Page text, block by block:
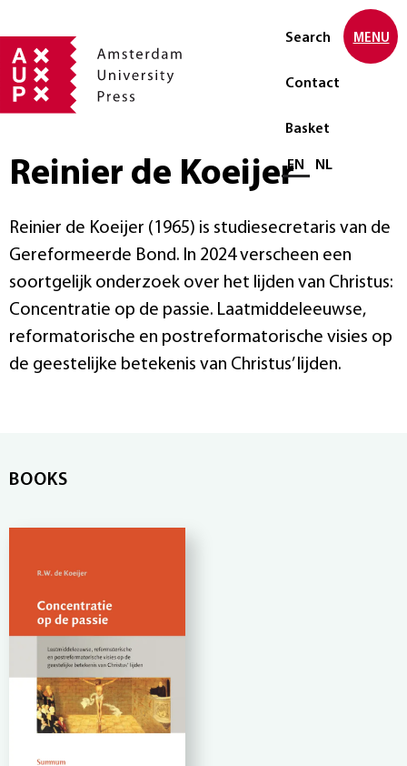
Search
Contact
Basket
Select language
EN NL
MENU
Reinier de Koeijer
Reinier de Koeijer (1965) is studiesecretaris van de
Gereformeerde Bond. In 2024 verscheen een
soortgelijk onderzoek over het lijden van Christus:
Concentratie op de passie. Laatmiddeleeuwse,
reformatorische en postreformatorische visies op
de geestelijke betekenis van Christus’ lijden.
BOOKS